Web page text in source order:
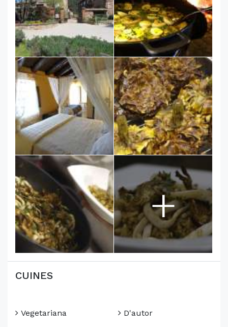
+
CUINES
Vegetariana
D'autor